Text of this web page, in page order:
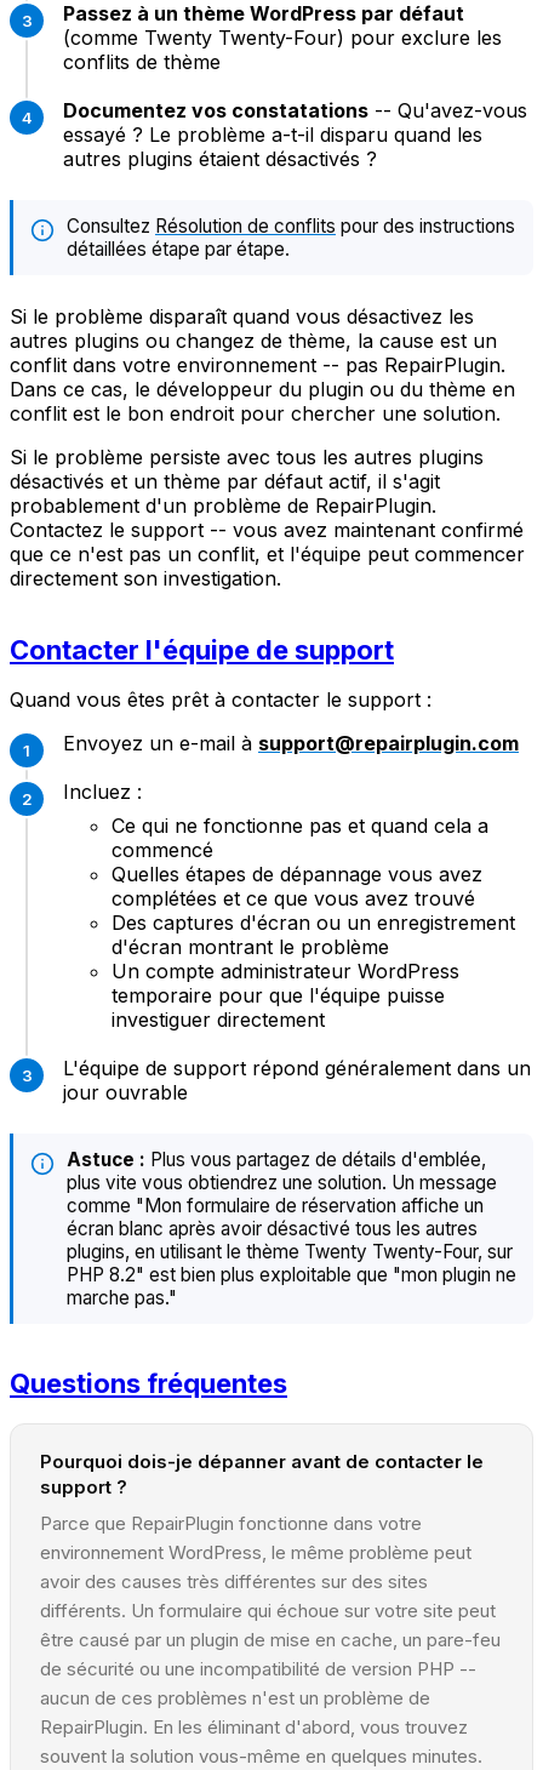
Passez à un thème WordPress par défaut
(comme Twenty Twenty-Four) pour exclure les
conflits de thème
Documentez vos constatations -- Qu'avez-vous
essayé ? Le problème a-t-il disparu quand les
autres plugins étaient désactivés ?
Consultez Résolution de conflits pour des instructions
détaillées étape par étape.
Si le problème disparaît quand vous désactivez les
autres plugins ou changez de thème, la cause est un
conflit dans votre environnement -- pas RepairPlugin.
Dans ce cas, le développeur du plugin ou du thème en
conflit est le bon endroit pour chercher une solution.
Si le problème persiste avec tous les autres plugins
désactivés et un thème par défaut actif, il s'agit
probablement d'un problème de RepairPlugin.
Contactez le support -- vous avez maintenant confirmé
que ce n'est pas un conflit, et l'équipe peut commencer
directement son investigation.
Contacter l'équipe de support
Quand vous êtes prêt à contacter le support :
Envoyez un e-mail à support@repairplugin.com
Incluez :
Ce qui ne fonctionne pas et quand cela a
commencé
Quelles étapes de dépannage vous avez
complétées et ce que vous avez trouvé
Des captures d'écran ou un enregistrement
d'écran montrant le problème
Un compte administrateur WordPress
temporaire pour que l'équipe puisse
investiguer directement
L'équipe de support répond généralement dans un
jour ouvrable
Astuce : Plus vous partagez de détails d'emblée,
plus vite vous obtiendrez une solution. Un message
comme "Mon formulaire de réservation affiche un
écran blanc après avoir désactivé tous les autres
plugins, en utilisant le thème Twenty Twenty-Four, sur
PHP 8.2" est bien plus exploitable que "mon plugin ne
marche pas."
Questions fréquentes
Pourquoi dois-je dépanner avant de contacter le
support ?
Parce que RepairPlugin fonctionne dans votre
environnement WordPress, le même problème peut
avoir des causes très différentes sur des sites
différents. Un formulaire qui échoue sur votre site peut
être causé par un plugin de mise en cache, un pare-feu
de sécurité ou une incompatibilité de version PHP --
aucun de ces problèmes n'est un problème de
RepairPlugin. En les éliminant d'abord, vous trouvez
souvent la solution vous-même en quelques minutes.